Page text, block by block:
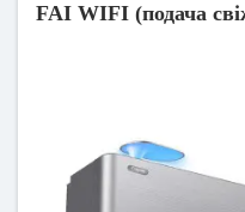
FAI WIFI (подача